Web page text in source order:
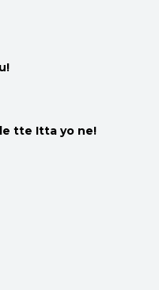
tte Itta yo ne!